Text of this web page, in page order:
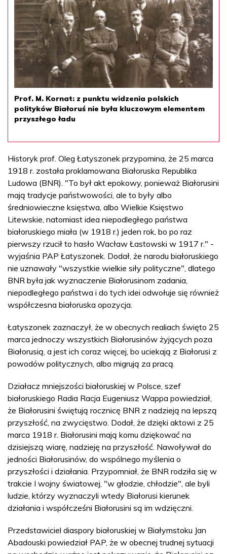
Prof. M. Kornat: z punktu widzenia polskich
polityków Białoruś nie była kluczowym elementem
przyszłego ładu
Historyk prof. Oleg Łatyszonek przypomina, że 25 marca
1918 r. została proklamowana Białoruska Republika
Ludowa (BNR). "To był akt epokowy, ponieważ Białorusini
mają tradycje państwowości, ale to były albo
średniowieczne księstwa, albo Wielkie Księstwo
Litewskie, natomiast idea niepodległego państwa
białoruskiego miała (w 1918 r.) jeden rok, bo po raz
pierwszy rzucił to hasło Wacław Łastowski w 1917 r." -
wyjaśnia PAP Łatyszonek. Dodał, że narodu białoruskiego
nie uznawały "wszystkie wielkie siły polityczne", dlatego
BNR była jak wyznaczenie Białorusinom zadania,
niepodległego państwa i do tych idei odwołuje się również
współczesna białoruska opozycja.
Łatyszonek zaznaczył, że w obecnych realiach święto 25
marca jednoczy wszystkich Białorusinów żyjących poza
Białorusią, a jest ich coraz więcej, bo uciekają z Białorusi z
powodów politycznych, albo migrują za pracą.
Działacz mniejszości białoruskiej w Polsce, szef
białoruskiego Radia Racja Eugeniusz Wappa powiedział,
że Białorusini świętują rocznicę BNR z nadzieją na lepszą
przyszłość, na zwycięstwo. Dodał, że dzięki aktowi z 25
marca 1918 r. Białorusini mają komu dziękować na
dzisiejszą wiarę, nadzieję na przyszłość. Nawoływał do
jedności Białorusinów, do wspólnego myślenia o
przyszłości i działania. Przypomniał, że BNR rodziła się w
trakcie I wojny światowej, "w głodzie, chłodzie", ale byli
ludzie, którzy wyznaczyli wtedy Białorusi kierunek
działania i współcześni Białorusini są im wdzięczni.
Przedstawiciel diaspory białoruskiej w Białymstoku Jan
Abadouski powiedział PAP, że w obecnej trudnej sytuacji